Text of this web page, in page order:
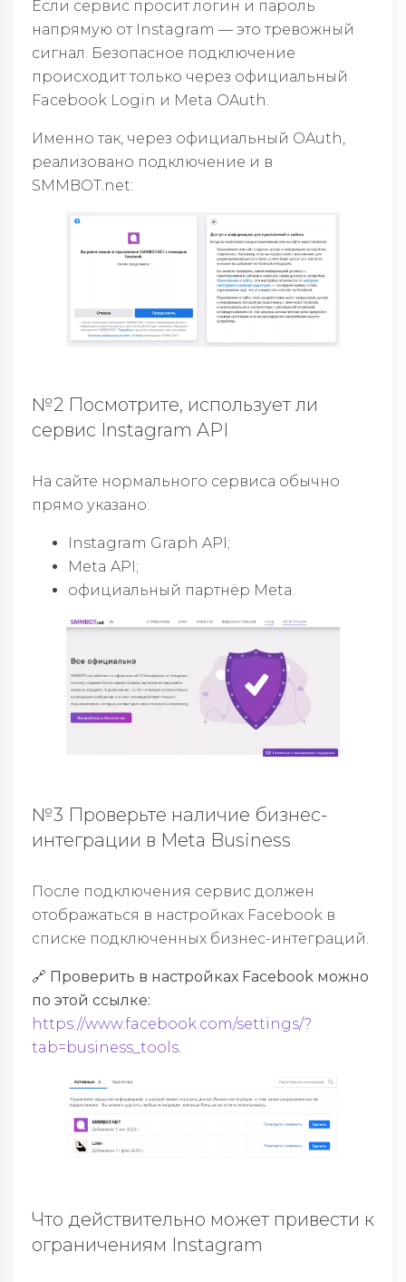
Если сервис просит логин и пароль
напрямую от Instagram — это тревожный
сигнал. Безопасное подключение
происходит только через официальный
Facebook Login и Meta OAuth.
Именно так, через официальный OAuth,
реализовано подключение и в
SMMBOT.net:
№2 Посмотрите, использует ли
сервис Instagram API
На сайте нормального сервиса обычно
прямо указано:
Instagram Graph API;
Meta API;
официальный партнёр Meta.
№3 Проверьте наличие бизнес-
интеграции в Meta Business
После подключения сервис должен
отображаться в настройках Facebook в
списке подключенных бизнес-интеграций.
🔗 Проверить в настройках Facebook можно
по этой ссылке:
https://www.facebook.com/settings/?
tab=business_tools
Что действительно может привести к
ограничениям Instagram